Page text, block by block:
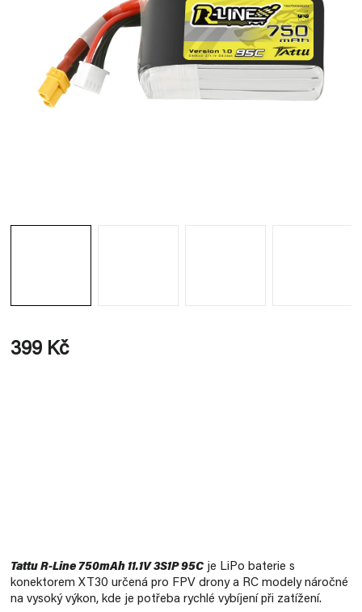
399 Kč
Tattu R-Line 750mAh 11.1V 3S1P 95C je LiPo baterie s
konektorem XT30 určená pro FPV drony a RC modely náročné
na vysoký výkon, kde je potřeba rychlé vybíjení při zatížení.